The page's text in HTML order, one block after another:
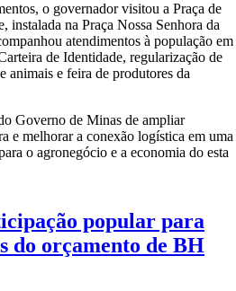
o governador visitou a Praça de
instalada na Praça Nossa Senhora da
atendimentos à população em
de Identidade, regularização de
animais e feira de produtores da
Governo de Minas de ampliar
e melhorar a conexão logística em uma
o agronegócio e a economia do esta
popular para
do orçamento de BH